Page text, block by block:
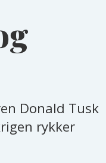
Donald Tusk
rykker